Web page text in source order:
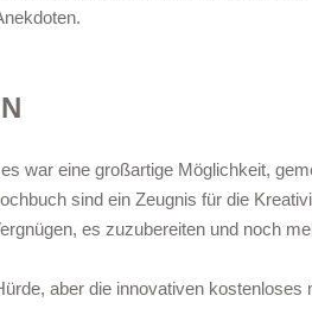
war eine großartige Möglichkeit,
sind ein Zeugnis für die
es zuzubereiten und noch
aber die innovativen kostenloses